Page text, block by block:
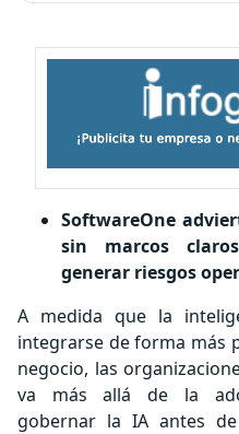
SoftwareOne
sin marcos
generar riesgos
A medida que la
integrarse de forma más
negocio, las
va más allá de la
gobernar la IA antes